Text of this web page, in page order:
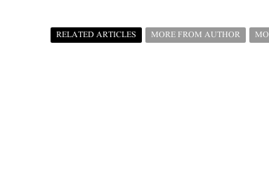
RELATED ARTICLES MORE FROM AUTHOR